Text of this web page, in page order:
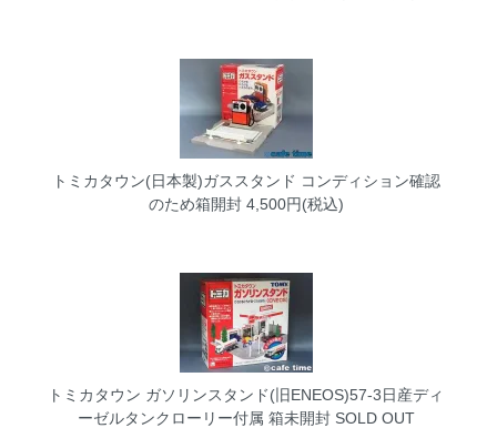
トミカタウン(日本製)ガススタンド コンディション確認
のため箱開封4,500円(税込)
トミカタウン ガソリンスタンド(旧ENEOS)57-3日産ディ
ーゼルタンクローリー付属 箱未開封SOLD OUT